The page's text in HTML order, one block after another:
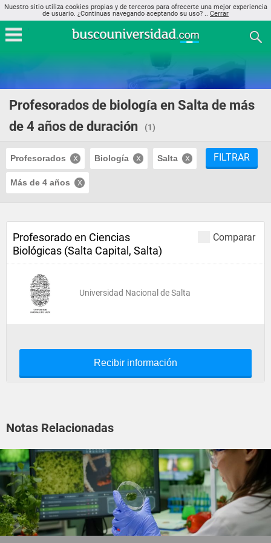
Nuestro sitio utiliza cookies propias y de terceros para ofrecerte una mejor experiencia
de usuario. ¿Continuas navegando aceptando su uso? .. Cerrar
Profesorados de biología en Salta de más
de 4 años de duración
(1)
Profesorados Biología Salta
Más de 4 años
FILTRAR
Comparar
Profesorado en Ciencias
Biológicas (Salta Capital, Salta)
Universidad Nacional de Salta
Recibir información
Notas Relacionadas